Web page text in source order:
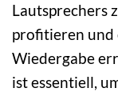
Lautsprechers
profitieren und
Wiedergabe
ist essentiell,